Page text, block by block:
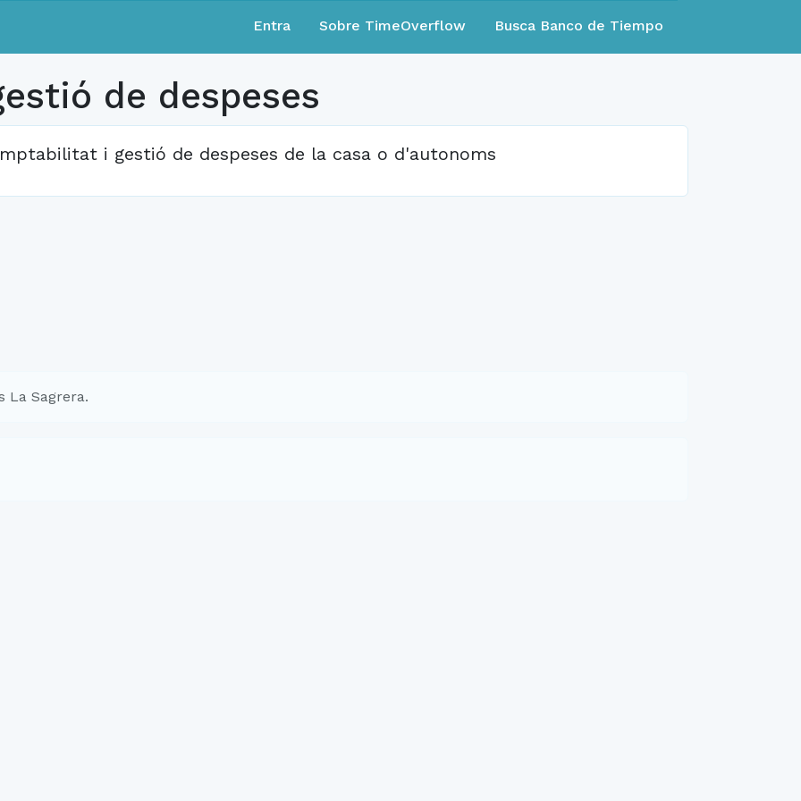
Entra Sobre TimeOverflow Busca Banco de Tiempo
de despeses
i gestió de despeses de la casa o d'autonoms
La Sagrera.